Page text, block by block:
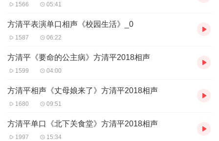
1566 05:41
方清平表演单口相声《校园生活》_0
1587 06:22
方清平《要命的公主病》方清平2018相声
1599 04:00
方清平相声《丈母娘来了》方清平2018相声
1680 09:51
方清平单口《北下关食堂》方清平2018相声
1997 15:34